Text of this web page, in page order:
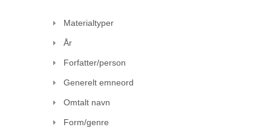
Materialtyper
År
Forfatter/person
Generelt emneord
Omtalt navn
Form/genre